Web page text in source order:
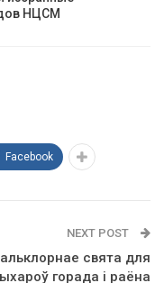
НЦСМ
Facebook
NEXT POST
свята для
горада і раёна